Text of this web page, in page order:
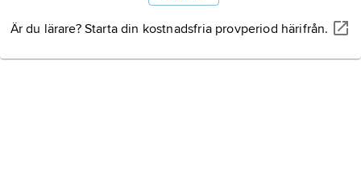
Är du lärare? Starta din kostnadsfria provperiod härifrån.